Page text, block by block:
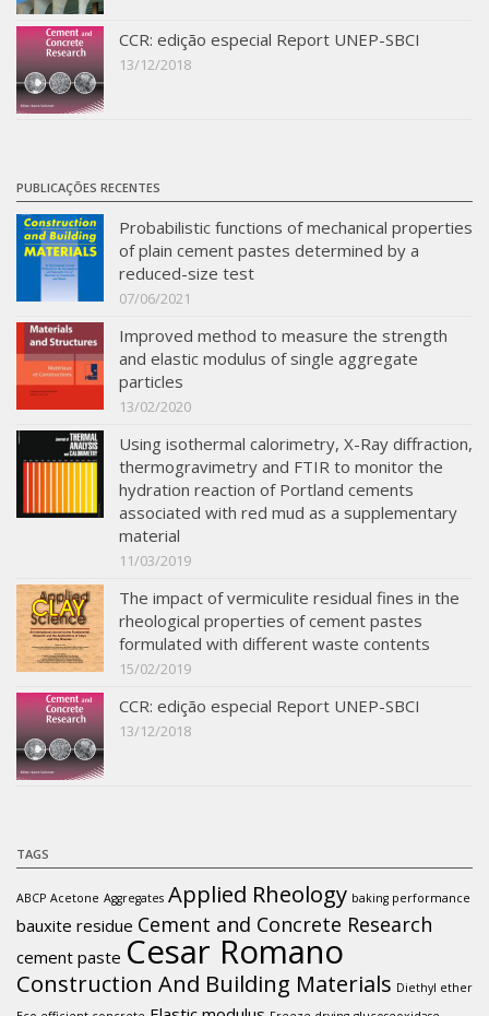
CCR: edição especial Report UNEP-SBCI
13/12/2018
PUBLICAÇÕES RECENTES
Probabilistic functions of mechanical properties
of plain cement pastes determined by a
reduced-size test
07/06/2021
Improved method to measure the strength
and elastic modulus of single aggregate
particles
13/02/2020
Using isothermal calorimetry, X-Ray diffraction,
thermogravimetry and FTIR to monitor the
hydration reaction of Portland cements
associated with red mud as a supplementary
material
11/03/2019
The impact of vermiculite residual fines in the
rheological properties of cement pastes
formulated with different waste contents
15/02/2019
CCR: edição especial Report UNEP-SBCI
13/12/2018
TAGS
ABCP Acetone Aggregates Applied Rheology baking performance
bauxite residue Cement and Concrete Research
cement paste Cesar Romano
Construction And Building Materials Diethyl ether